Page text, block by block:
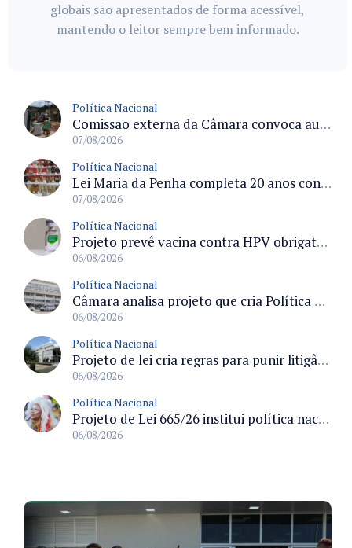
globais são apresentados de forma acessível,
mantendo o leitor sempre bem informado.
Política Nacional
Comissão externa da Câmara convoca audiência pública sobre chuvas na Zona da Mata de Minas Gerais e impactos em Juiz de Fora
07/08/2026
Política Nacional
Lei Maria da Penha completa 20 anos consolidada como norma de proteção e medidas protetivas no Brasil
07/08/2026
Política Nacional
Projeto prevê vacina contra HPV obrigatória e testes moleculares para rastreamento do câncer do colo do útero
06/08/2026
Política Nacional
Câmara analisa projeto que cria Política Nacional de Qualificação e Valorização da Preceptoria na Residência Médica
06/08/2026
Política Nacional
Projeto de lei cria regras para punir litigância abusiva reversa e integrar sistemas do Judiciário
06/08/2026
Política Nacional
Projeto de Lei 665/26 institui política nacional para prevenção ao transfeminicídio e prevê medidas de proteção e reparação
06/08/2026